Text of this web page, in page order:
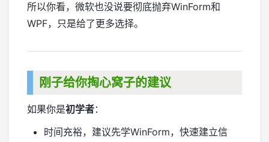
所以你看，微软也没说要彻底抛弃WinForm和
WPF，只是给了更多选择。
刚子给你掏心窝子的建议
如果你是初学者：
时间充裕，建议先学WinForm，快速建立信